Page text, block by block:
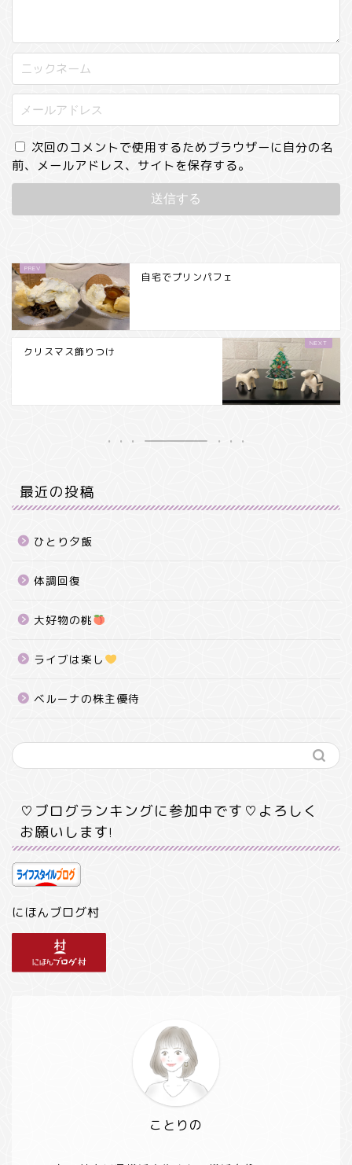
次回のコメントで使用するためブラウザーに自分の名
前、メールアドレス、サイトを保存する。
自宅でプリンパフェ
クリスマス飾りつけ
最近の投稿
ひとり夕飯
体調回復
大好物の桃
ライブは楽し
ベルーナの株主優待
♡ブログランキングに参加中です♡よろしく
お願いします!
にほんブログ村
ことりの